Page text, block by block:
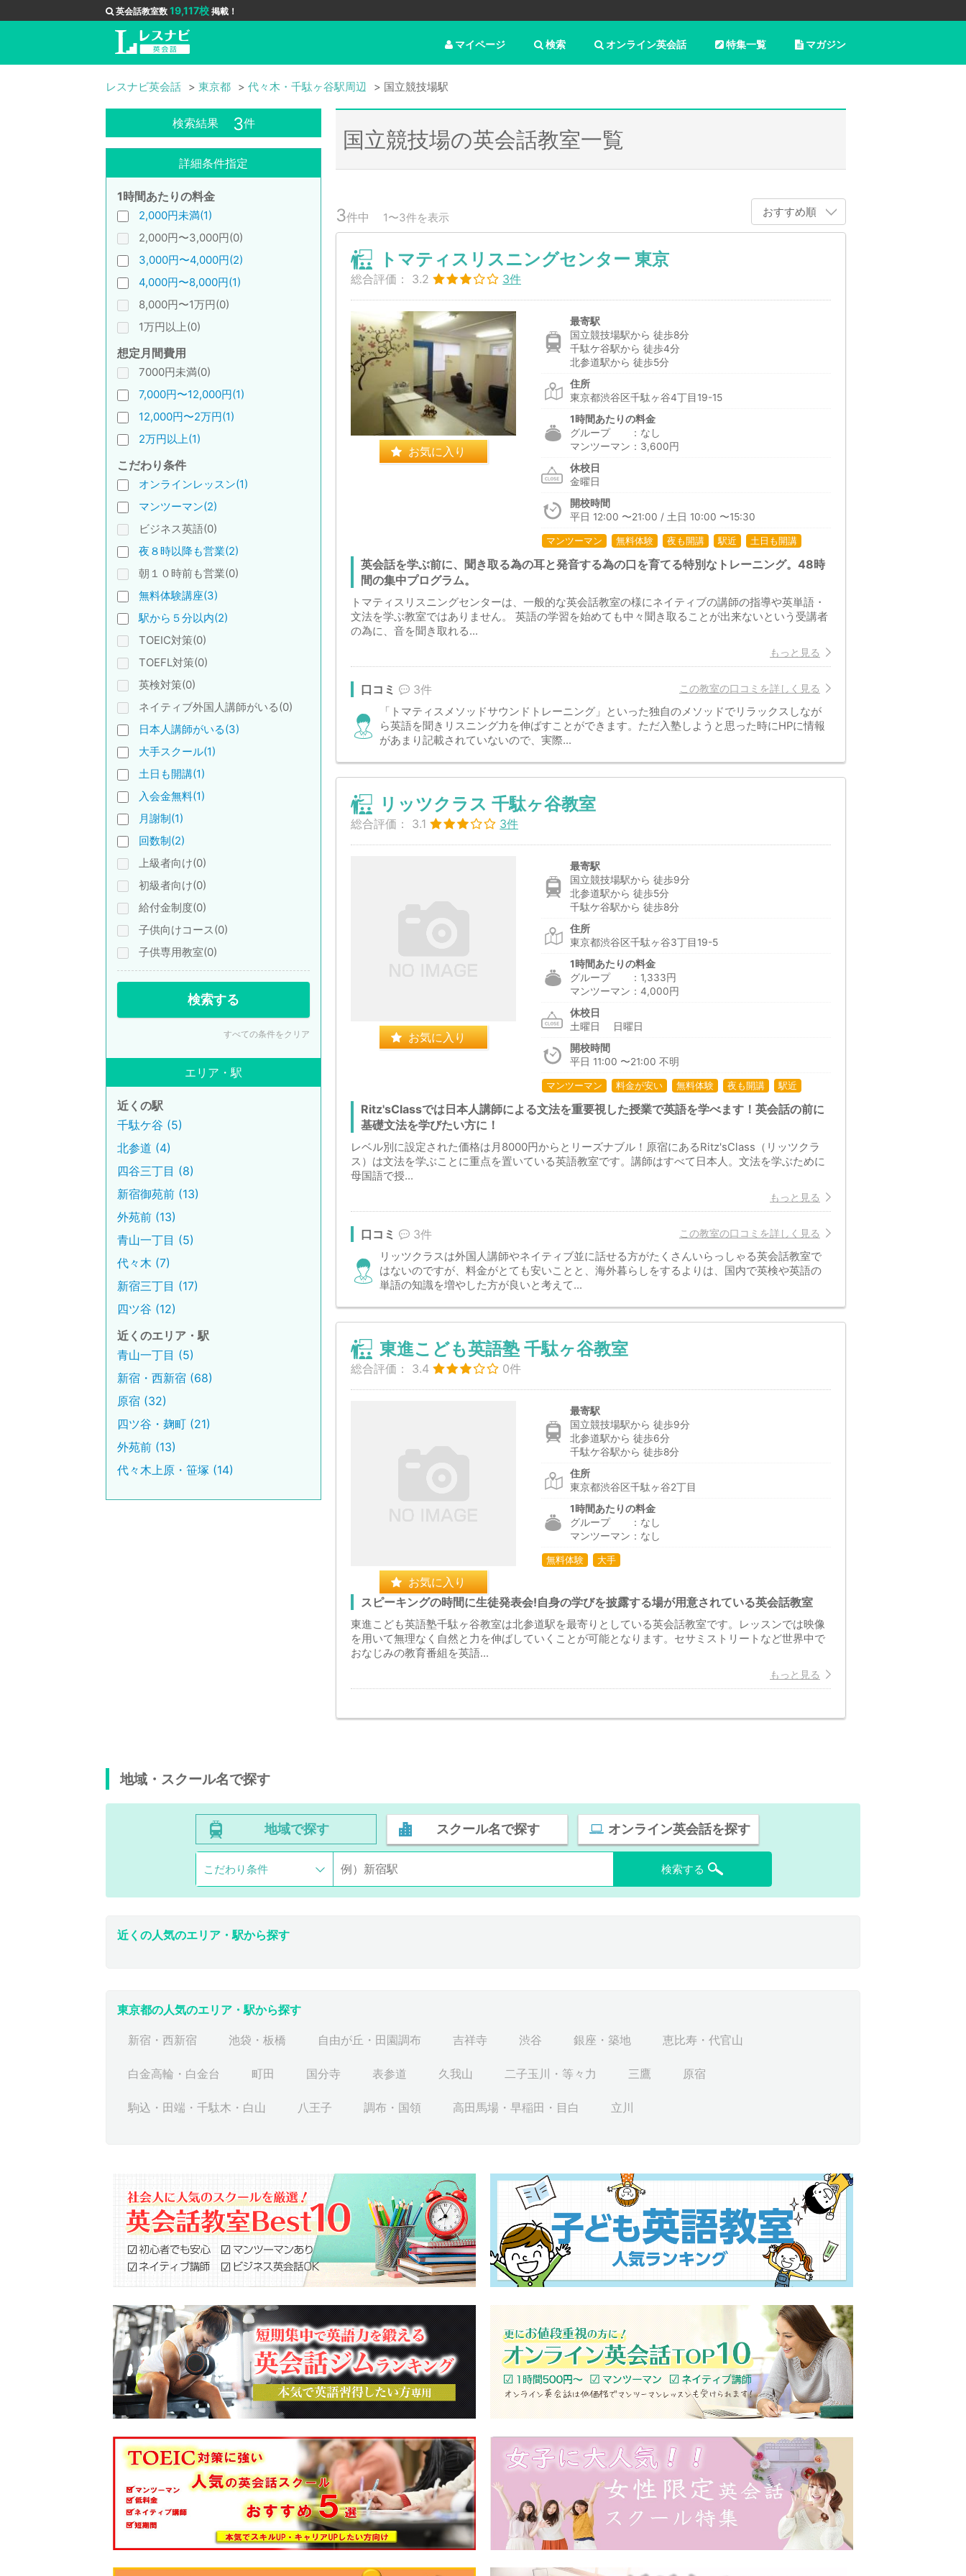
英会話教室数 19,117校 掲載！
マガジン
特集一覧
オンライン英会話
検索
マイページ
レスナビ英会話 東京都 代々木・千駄ヶ谷駅周辺 国立競技場駅
検索結果 3件
詳細条件指定
1時間あたりの料金
2,000円未満(1)
2,000円〜3,000円(0)
3,000円〜4,000円(2)
4,000円〜8,000円(1)
8,000円〜1万円(0)
1万円以上(0)
想定月間費用
7000円未満(0)
7,000円〜12,000円(1)
12,000円〜2万円(1)
2万円以上(1)
こだわり条件
オンラインレッスン(1)
マンツーマン(2)
ビジネス英語(0)
夜８時以降も営業(2)
朝１０時前も営業(0)
無料体験講座(3)
駅から５分以内(2)
TOEIC対策(0)
TOEFL対策(0)
英検対策(0)
ネイティブ外国人講師がいる(0)
日本人講師がいる(3)
大手スクール(1)
土日も開講(1)
入会金無料(1)
月謝制(1)
回数制(2)
上級者向け(0)
初級者向け(0)
給付金制度(0)
子供向けコース(0)
子供専用教室(0)
検索する
すべての条件をクリア
エリア・駅
近くの駅
千駄ケ谷 (5)
北参道 (4)
四谷三丁目 (8)
新宿御苑前 (13)
外苑前 (13)
青山一丁目 (5)
代々木 (7)
新宿三丁目 (17)
四ツ谷 (12)
近くのエリア・駅
青山一丁目 (5)
新宿・西新宿 (68)
原宿 (32)
四ツ谷・麹町 (21)
外苑前 (13)
代々木上原・笹塚 (14)
国立競技場の英会話教室一覧
3件中 1〜3件を表示 おすすめ順
トマティスリスニングセンター 東京
総合評価： 3.2 3件
お気に入り
最寄駅
国立競技場駅から 徒歩8分
千駄ケ谷駅から 徒歩4分
北参道駅から 徒歩5分
住所
東京都渋谷区千駄ヶ谷4丁目19-15
1時間あたりの料金
グループ ：なし
マンツーマン：3,600円
休校日
金曜日
開校時間
平日 12:00 〜21:00 / 土日 10:00 〜15:30
マンツーマン 無料体験 夜も開講 駅近 土日も開講
英会話を学ぶ前に、聞き取る為の耳と発音する為の口を育てる特別なトレーニング。48時
間の集中プログラム。
トマティスリスニングセンターは、一般的な英会話教室の様にネイティブの講師の指導や英単語・
文法を学ぶ教室ではありません。 英語の学習を始めても中々聞き取ることが出来ないという受講者
の為に、音を聞き取れる...
もっと見る
この教室の口コミを詳しく見る
口コミ 3件
「トマティスメソッドサウンドトレーニング」といった独自のメソッドでリラックスしなが
ら英語を聞きリスニング力を伸ばすことができます。ただ入塾しようと思った時にHPに情報
があまり記載されていないので、実際...
リッツクラス 千駄ヶ谷教室
総合評価： 3.1 3件
お気に入り
最寄駅
国立競技場駅から 徒歩9分
北参道駅から 徒歩5分
千駄ケ谷駅から 徒歩8分
住所
東京都渋谷区千駄ヶ谷3丁目19-5
1時間あたりの料金
グループ ：1,333円
マンツーマン：4,000円
休校日
土曜日 日曜日
開校時間
平日 11:00 〜21:00 不明
マンツーマン 料金が安い 無料体験 夜も開講 駅近
Ritz'sClassでは日本人講師による文法を重要視した授業で英語を学べます！英会話の前に
基礎文法を学びたい方に！
レベル別に設定された価格は月8000円からとリーズナブル！原宿にあるRitz'sClass（リッツクラ
ス）は文法を学ぶことに重点を置いている英語教室です。講師はすべて日本人。文法を学ぶために
母国語で授...
もっと見る
この教室の口コミを詳しく見る
口コミ 3件
リッツクラスは外国人講師やネイティブ並に話せる方がたくさんいらっしゃる英会話教室で
はないのですが、料金がとても安いことと、海外暮らしをするよりは、国内で英検や英語の
単語の知識を増やした方が良いと考えて...
東進こども英語塾 千駄ヶ谷教室
総合評価： 3.4 0件
お気に入り
最寄駅
国立競技場駅から 徒歩9分
北参道駅から 徒歩6分
千駄ケ谷駅から 徒歩8分
住所
東京都渋谷区千駄ヶ谷2丁目
1時間あたりの料金
グループ ：なし
マンツーマン：なし
無料体験 大手
スピーキングの時間に生徒発表会!自身の学びを披露する場が用意されている英会話教室
東進こども英語塾千駄ヶ谷教室は北参道駅を最寄りとしている英会話教室です。レッスンでは映像
を用いて無理なく自然と力を伸ばしていくことが可能となります。セサミストリートなど世界中で
おなじみの教育番組を英語...
もっと見る
地域・スクール名で探す
地域で探す スクール名で探す オンライン英会話を探す
こだわり条件 検索する
近くの人気のエリア・駅から探す
東京都の人気のエリア・駅から探す
新宿・西新宿 池袋・板橋 自由が丘・田園調布 吉祥寺 渋谷 銀座・築地 恵比寿・代官山
白金高輪・白金台 町田 国分寺 表参道 久我山 二子玉川・等々力 三鷹 原宿
駒込・田端・千駄木・白山 八王子 調布・国領 高田馬場・早稲田・目白 立川